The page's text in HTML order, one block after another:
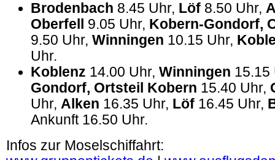
Brodenbach 8.45 Uhr, Löf 8.50 Uhr,
Oberfell
9.05 Uhr, Kobern-Gondorf,
9.50 Uhr, Winningen 10.15 Uhr,
Uhr.
Koblenz 14.00 Uhr, Winningen
Gondorf, Ortsteil Kobern 15.40 Uhr,
Uhr, Alken 16.35 Uhr, Löf 16.45 Uhr,
Ankunft 16.50 Uhr.
Infos zur Moselschiffahrt: